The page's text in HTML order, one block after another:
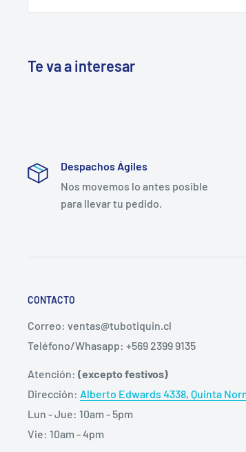
Te va a interesar
Despachos Ágiles
Nos movemos lo antes posible
para llevar tu pedido.
CONTACTO
Correo: ventas@tubotiquin.cl
Teléfono/Whasapp: +569 2399 9135
Atención: (excepto festivos)
Dirección: Alberto Edwards 4338, Quinta
Lun - Jue: 10am - 5pm
Vie: 10am - 4pm